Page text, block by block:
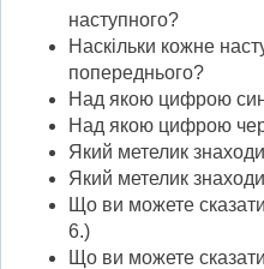
наступного?
Наскільки кожне
попереднього?
Над якою цифрою
Над якою цифрою
Який метелик
Який метелик
Що ви можете
6.)
Що ви можете